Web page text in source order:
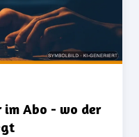
im Abo - wo der